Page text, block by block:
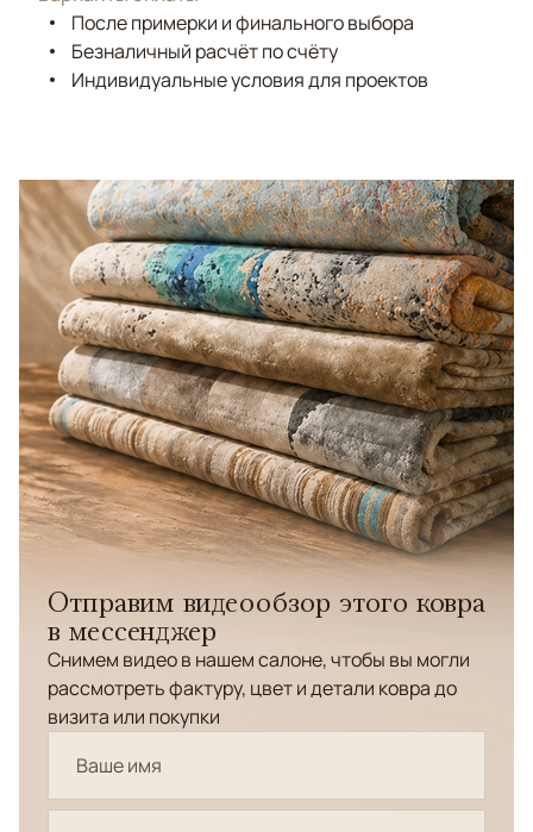
После примерки и финального выбора
Безналичный расчёт по счёту
Индивидуальные условия для проектов
Отправим видеообзор этого ковра
в мессенджер
Снимем видео в нашем салоне, чтобы вы могли
рассмотреть фактуру, цвет и детали ковра до
визита или покупки